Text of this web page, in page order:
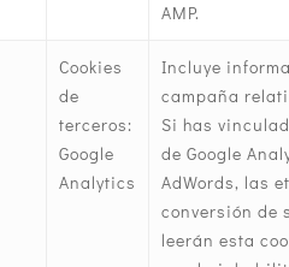
AMP.
Cookies
de
terceros:
Google
Analytics
Incluye
campaña
Si has
de Google
AdWords, las
conversión de
leerán esta